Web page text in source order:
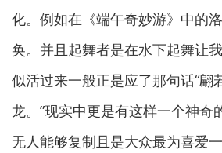
化。例如在《端午奇妙游》中的
奂。并且起舞者是在水下起舞让
似活过来一般正是应了那句话“翩
龙。”现实中更是有这样一个神奇
无人能够复制且是大众最为喜爱